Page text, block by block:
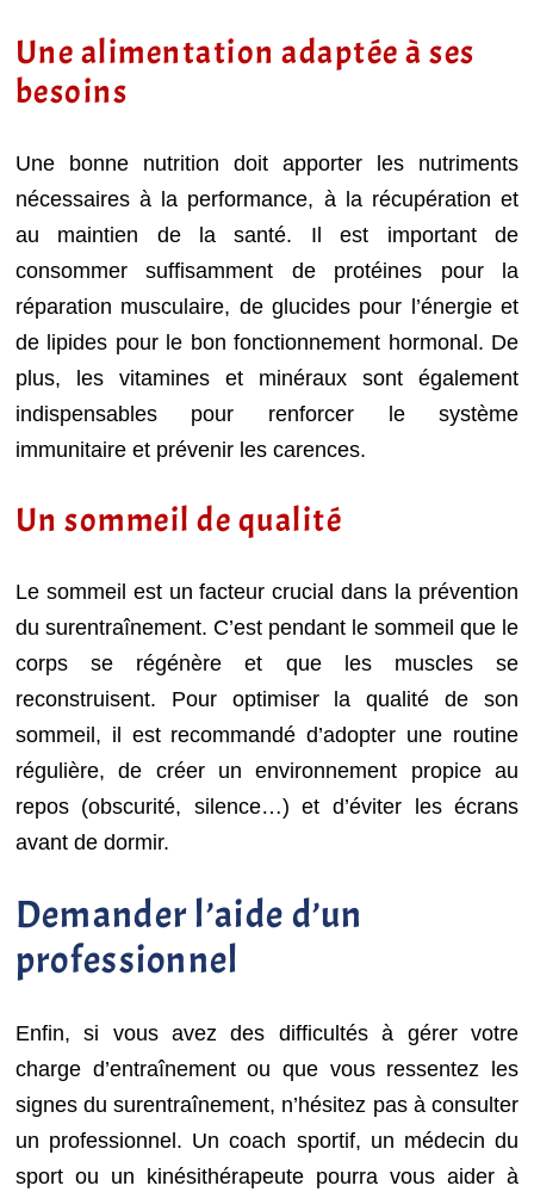
Une alimentation adaptée à ses
besoins
Une bonne nutrition doit apporter les nutriments
nécessaires à la performance, à la récupération et
au maintien de la santé. Il est important de
consommer suffisamment de protéines pour la
réparation musculaire, de glucides pour l’énergie et
de lipides pour le bon fonctionnement hormonal. De
plus, les vitamines et minéraux sont également
indispensables pour renforcer le système
immunitaire et prévenir les carences.
Un sommeil de qualité
Le sommeil est un facteur crucial dans la prévention
du surentraînement. C’est pendant le sommeil que le
corps se régénère et que les muscles se
reconstruisent. Pour optimiser la qualité de son
sommeil, il est recommandé d’adopter une routine
régulière, de créer un environnement propice au
repos (obscurité, silence…) et d’éviter les écrans
avant de dormir.
Demander l’aide d’un
professionnel
Enfin, si vous avez des difficultés à gérer votre
charge d’entraînement ou que vous ressentez les
signes du surentraînement, n’hésitez pas à consulter
un professionnel. Un coach sportif, un médecin du
sport ou un kinésithérapeute pourra vous aider à